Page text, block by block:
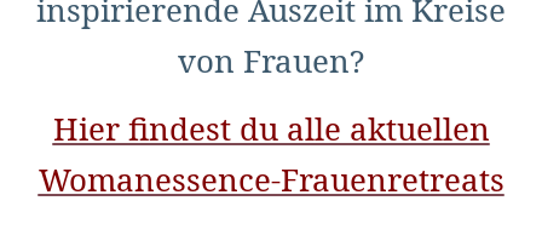
inspirierende Auszeit im Kreise
von Frauen?
Hier findest du alle aktuellen
Womanessence-Frauenretreats